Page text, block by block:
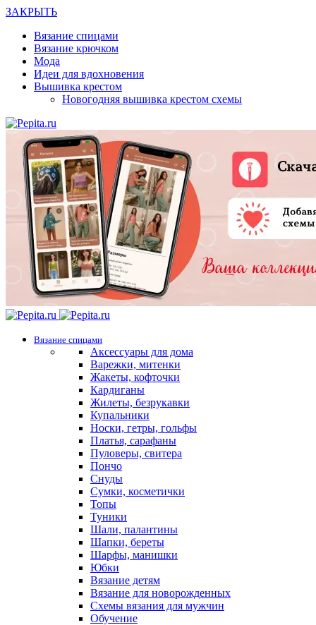
ЗАКРЫТЬ
Вязание спицами
Вязание крючком
Мода
Идеи для вдохновения
Вышивка крестом
Новогодняя вышивка крестом схемы
Вязание спицами
Аксессуары для дома
Варежки, митенки
Жакеты, кофточки
Кардиганы
Жилеты, безрукавки
Купальники
Носки, гетры, гольфы
Платья, сарафаны
Пуловеры, свитера
Пончо
Снуды
Сумки, косметички
Топы
Туники
Шали, палантины
Шапки, береты
Шарфы, манишки
Юбки
Вязание детям
Вязание для новорожденных
Схемы вязания для мужчин
Обучение